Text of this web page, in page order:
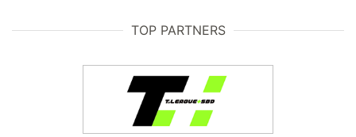
TOP PARTNERS